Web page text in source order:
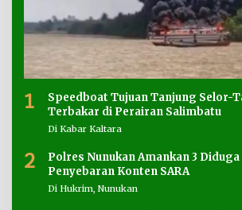
1
Speedboat Tujuan Tanjung Selor-
Terbakar di Perairan Salimbatu
Di Kabar Kaltara
2
Polres Nunukan Amankan 3 Diduga
Penyebaran Konten SARA
Di Hukrim, Nunukan